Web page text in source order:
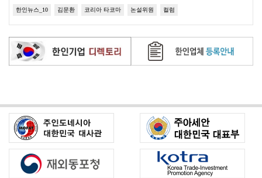
한인뉴스_10 김문환 코리아 타코마 논설위원 컬럼